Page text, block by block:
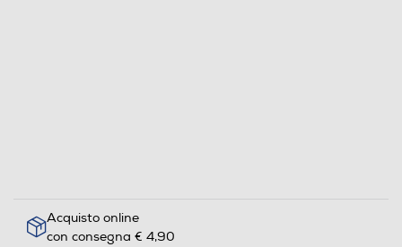
Acquisto online
con consegna € 4,90